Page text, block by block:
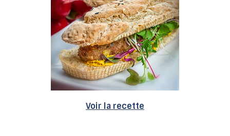
Voir la recette